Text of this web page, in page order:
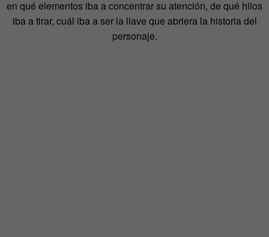
en qué elementos iba a concentrar su atención, de qué hilos
iba a tirar, cuál iba a ser la llave que abriera la historia del
personaje.